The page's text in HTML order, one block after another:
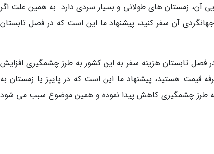
آن، زمستان های طولانی و بسیار سردی دارد. به همین علت اگر
آن سفر کنید، پیشنهاد ما این است که در فصل تابستان
فصل تابستان هزینه سفر به این کشور به طرز چشمگیری افزایش
قیمت هستید، پیشنهاد ما این است که در پاییز یا زمستان به
به طرز چشمگیری کاهش پیدا نموده و همین موضوع سبب می شود